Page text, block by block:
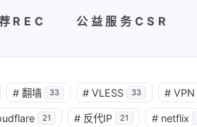
REC 公益服务CSR
# 翻墙 33 # VLESS 33 # VPN
21 # 反代IP 21 # netflix